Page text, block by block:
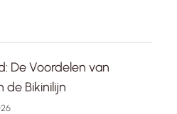
De Voordelen van
de Bikinilijn